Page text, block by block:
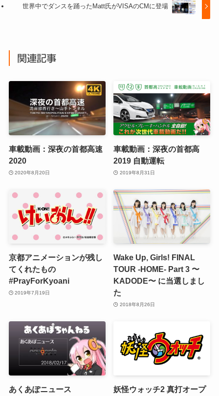
世界中でダンスを踊ったMatt氏がVISAのCMに登場
関連記事
車載動画：深夜の首都高速
2020
2020年8月20日
車載動画：深夜の首都高
2019 自動運転
2019年8月31日
京都アニメーションが残し
てくれたもの
#PrayForKyoani
2019年7月19日
Wake Up, Girls! FINAL
TOUR -HOME- Part 3 〜
KADODE〜 に当選しまし
た
2018年8月26日
あくあぽニュース
妖怪ウォッチ2 真打オープ